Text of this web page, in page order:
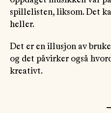
spillelisten, liksom. Det
heller.
Det er en illusjon av
og det påvirker også
kreativt.